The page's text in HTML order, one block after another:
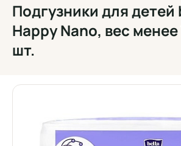
Подгузники для детей
Happy Nano, вес менее
шт.